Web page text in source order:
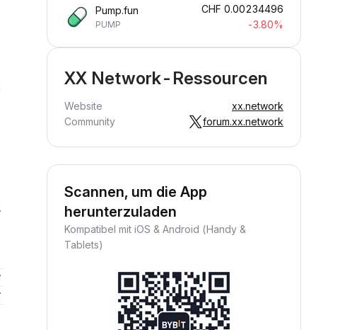
Pump.fun
PUMP
CHF 0.00234496
-3.80%
XX Network-Ressourcen
Website
xx.network
Community
forum.xx.network
Scannen, um die App
herunterzuladen
Kompatibel mit iOS & Android (Handy &
Tablets)